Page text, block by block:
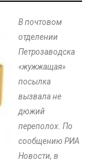
В почтовом
отделении
Петрозаводска
«жужжащая»
посылка
вызвала не
дюжий
переполох. По
сообщению РИА
Новости, в